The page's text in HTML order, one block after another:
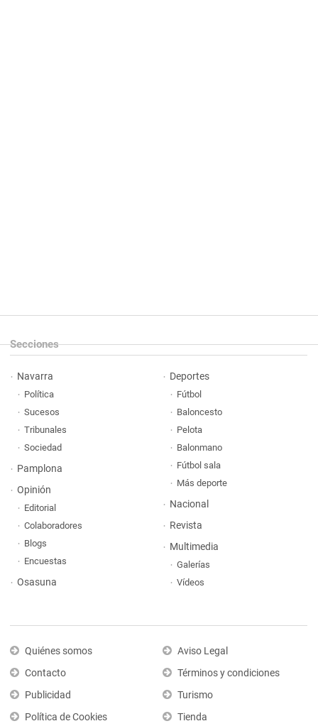
Secciones
Navarra
Política
Sucesos
Tribunales
Sociedad
Pamplona
Opinión
Editorial
Colaboradores
Blogs
Encuestas
Osasuna
Deportes
Fútbol
Baloncesto
Pelota
Balonmano
Fútbol sala
Más deporte
Nacional
Revista
Multimedia
Galerías
Vídeos
Quiénes somos
Contacto
Publicidad
Política de Cookies
Aviso Legal
Términos y condiciones
Turismo
Tienda